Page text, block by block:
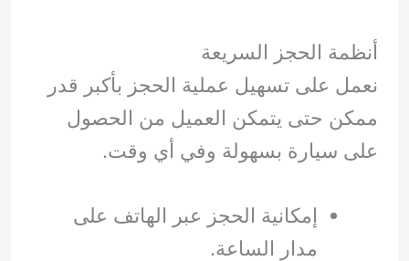
أنظمة الحجز السريعة
نعمل على تسهيل عملية الحجز بأكبر قدر
ممكن حتى يتمكن العميل من الحصول
على سيارة بسهولة وفي أي وقت.
إمكانية الحجز عبر الهاتف على
مدار الساعة.